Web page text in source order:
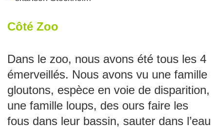
Côté Zoo
Dans le zoo, nous avons été tous les 4
émerveillés. Nous avons vu une famille
gloutons, espèce en voie de disparition,
une famille loups, des ours faire les
fous dans leur bassin, sauter dans l’eau